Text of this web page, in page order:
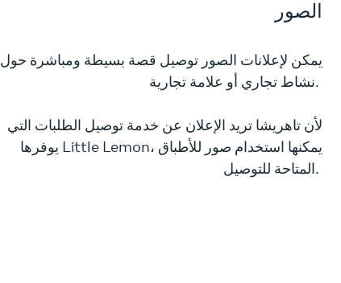
الصور
يمكن لإعلانات الصور توصيل قصة بسيطة ومباشرة حول
نشاط تجاري أو علامة تجارية.
لأن تاهريشا تريد الإعلان عن خدمة توصيل الطلبات التي
يوفرها Little Lemon، يمكنها استخدام صور للأطباق
المتاحة للتوصيل.